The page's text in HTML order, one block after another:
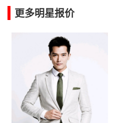
更多明星报价